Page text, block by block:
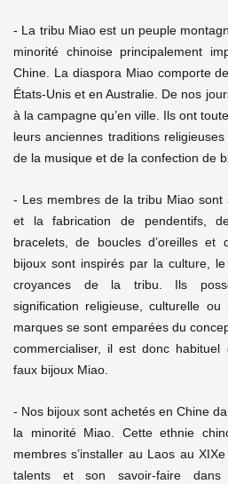
- La tribu Miao est un peuple
minorité chinoise principalement
Chine. La diaspora Miao comporte
États-Unis et en Australie. De nos
à la campagne qu’en ville. Ils ont
leurs anciennes traditions
de la musique et de la confection de
- Les membres de la tribu Miao sont
et la fabrication de pendentifs,
bracelets, de boucles d’oreilles
bijoux sont inspirés par la culture,
croyances de la tribu. Ils
signification religieuse, culturelle ou
marques se sont emparées du
commercialiser, il est donc
faux bijoux Miao.
- Nos bijoux sont achetés en Chine
la minorité Miao. Cette ethnie
membres s’installer au Laos au
talents et son savoir-faire